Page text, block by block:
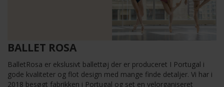
BALLET ROSA
BalletRosa er ekslusivt ballettøj der er produceret I Portugal i
gode kvaliteter og flot design med mange finde detaljer. Vi har i
2018 besøgt fabrikken i Portugal og set en velorganiseret